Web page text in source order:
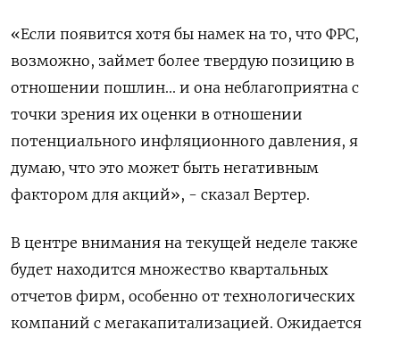
«Если появится хотя бы намек на то, что ФРС,
возможно, займет более твердую позицию в
отношении пошлин... и она неблагоприятна с
точки зрения их оценки в отношении
потенциального инфляционного давления, я
думаю, что это может быть негативным
фактором для акций», - сказал Вертер.
В центре внимания на текущей неделе также
будет находится множество квартальных
отчетов фирм, особенно от технологических
компаний с мегакапитализацией. Ожидается